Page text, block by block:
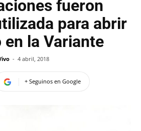
fueron
para abrir
la Variante
- 4 abril, 2018
+ Seguinos en Google